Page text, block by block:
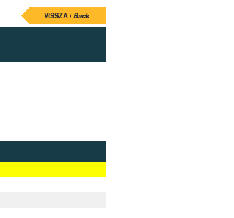
VISSZA /Back